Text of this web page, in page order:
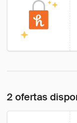
2 ofertas